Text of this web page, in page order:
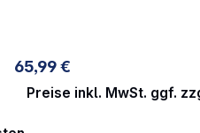
Regenschirm oder eine Flasche
Wasser Ein Gurtmanagementsystem
verhindert das Herumbaumeln
65,99 €
Preise inkl. MwSt. ggf.